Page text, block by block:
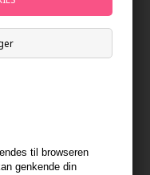
til browseren
genkende din